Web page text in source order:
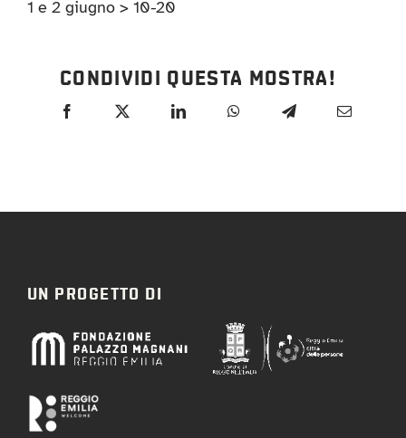
1 e 2 giugno > 10-20
CONDIVIDI QUESTA MOSTRA!
UN PROGETTO DI